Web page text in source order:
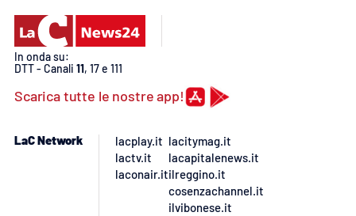
Buona Sanità Calabria
LA
CALABRIAVISIONE
Destinazioni
In onda su:
DTT - Canali 11, 17 e 111
Scarica tutte le nostre app!
LaC Network
lacplay.it
lactv.it
laconair.it
lacitymag.it
lacapitalenews.it
ilreggino.it
cosenzachannel.it
ilvibonese.it